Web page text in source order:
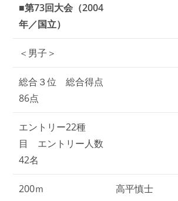
■第73回大会（2004
年／国立）
＜男子＞
総合３位 総合得点
86点
エントリー22種
目 エントリー人数
42名
200ｍ 高平慎士